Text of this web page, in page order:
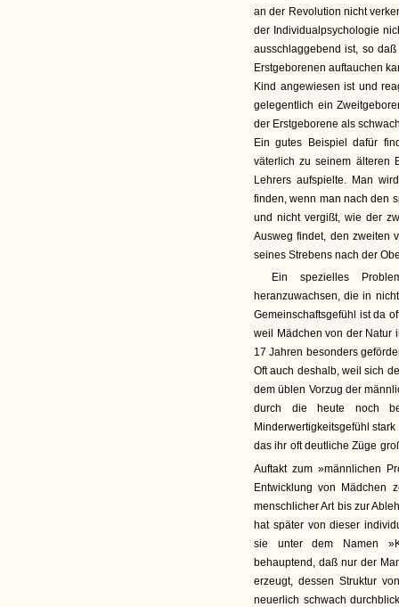
an der Revolution nicht
der Individualpsychologie
ausschlaggebend ist, so
Erstgeborenen auftauchen
Kind angewiesen ist und
gelegentlich ein
der Erstgeborene als
Ein gutes Beispiel dafür
väterlich zu seinem älteren
Lehrers aufspielte. Man
finden, wenn man nach den
und nicht vergißt, wie der
Ausweg findet, den zweiten
seines Strebens nach der
Ein spezielles
heranzuwachsen, die in
Gemeinschaftsgefühl ist da
weil Mädchen von der Natur
17 Jahren besonders
Oft auch deshalb, weil sich
dem üblen Vorzug der
durch die heute noch
Minderwertigkeitsgefühl
das ihr oft deutliche Züge
Auftakt zum »männlichen
Entwicklung von Mädchen
menschlicher Art bis zur
hat später von dieser
sie unter dem Namen
behauptend, daß nur der
erzeugt, dessen Struktur
neuerlich schwach